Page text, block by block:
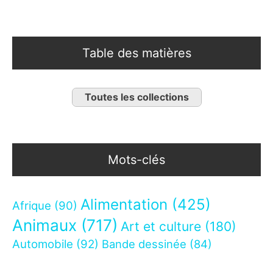
Table des matières
Toutes les collections
Mots-clés
Afrique (90) Alimentation (425)
Animaux (717) Art et culture (180)
Automobile (92) Bande dessinée (84)